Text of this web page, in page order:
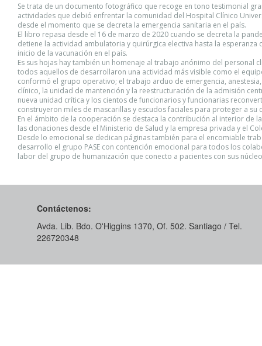
Se trata de un documento fotográfico que recoge en tono testimonial
actividades que debió enfrentar la comunidad del Hospital Clínico
desde el momento que se decreta la emergencia sanitaria en el país.
El libro repasa desde el 16 de marzo de 2020 cuando se decreta la
detiene la actividad ambulatoria y quirúrgica electiva hasta la esperanza
inicio de la vacunación en el país.
Es sus hojas hay también un homenaje al trabajo anónimo del personal
todos aquellos de desarrollaron una actividad más visible como el
conformó el grupo operativo; el trabajo arduo de emergencia,
clínico, la unidad de mantención y la reestructuración de la admisión
nueva unidad crítica y los cientos de funcionarios y funcionarias
construyeron miles de mascarillas y escudos faciales para proteger a su
En el ámbito de la cooperación se destaca la contribución al interior de
las donaciones desde el Ministerio de Salud y la empresa privada y el
Desde lo emocional se dedican páginas también para el encomiable
desarrollo el grupo PASE con contención emocional para todos los
labor del grupo de humanización que conecto a pacientes con sus
Contáctenos:
Avda. Lib. Bdo. O'Higgins 1370, Of. 502. Santiago / Tel.
226720348